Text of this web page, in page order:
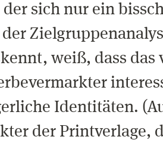
der sich nur ein
weiß, dass
Identitäten.
der Printverlage,